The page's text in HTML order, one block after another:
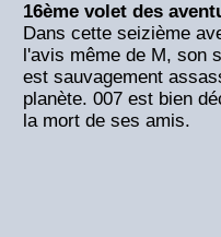
16ème volet des
Dans cette seizième
l'avis même de M, son
est sauvagement
planète. 007 est bien
la mort de ses amis.